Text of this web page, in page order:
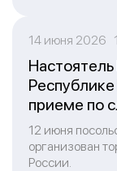
14 июня 2026
приеме по
12 июня
организован
России.